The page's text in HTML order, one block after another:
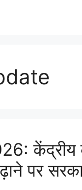
केंद्रीय
पर